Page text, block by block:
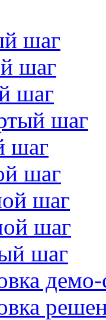
шаг
шаг
шаг
шаг
шаг
шаг
шаг
шаг
шаг